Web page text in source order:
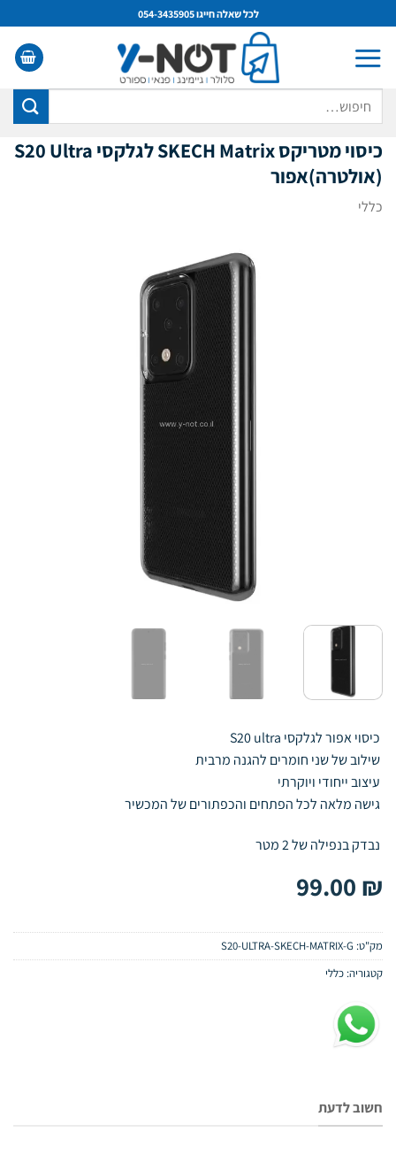
to
content
לכל שאלה חייגו 054-3435905
כיסוי מטריקס SKECH Matrix לגלקסי S20
Ultra
(אולטרה)אפור
כללי
כיסוי אפור לגלקסי S20 ultra
שילוב של שני חומרים להגנה מרבית
עיצוב ייחודי ויוקרתי
גישה מלאה לכל הפתחים והכפתורים של המכשיר
נבדק בנפילה של 2 מטר
99.00 ₪
מק"ט: S20-ULTRA-SKECH-MATRIX-G
קטגוריה: כללי
חשוב לדעת